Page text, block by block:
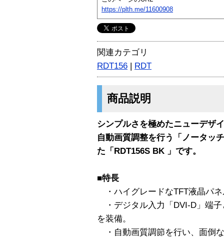
https://plth.me/11600908
関連カテゴリ
RDT156 | RDT
商品説明
シンプルさを極めたニューデザ
自動画質調整を行う「ノータッ
た「RDT156S BK 」です。
■特長
・ハイグレードなTFT液晶パ
・デジタル入力「DVI-D」端
を装備。
・自動画質調節を行い、面倒